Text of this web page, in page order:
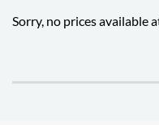
Sorry, no prices available